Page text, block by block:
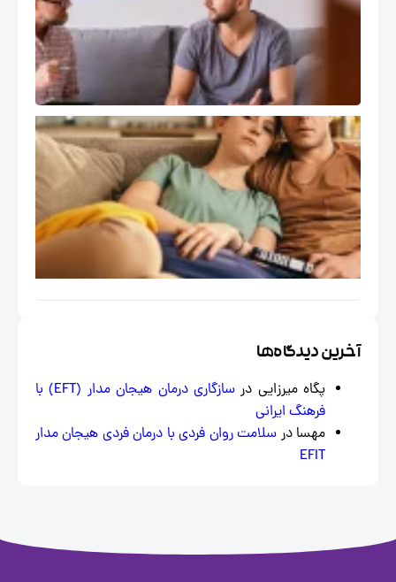
درمانگر
هیجان
مدار EFT
کاربرد
درمان
هیجان
EFT در
مسائل
اجتماعی
ایران
دیدگاه‌ها
پگاه میرزاییدر
سازگاری درمان هیجان‌ مدار (EFT) با
فرهنگ ایرانی
مهسادرسلامت روان فردی با درمان فردی هیجان مدار